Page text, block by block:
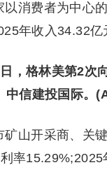
以消费者为中心
年收入34.32亿
，格林美第2次
中信建投国际。
矿山开采商、关
率